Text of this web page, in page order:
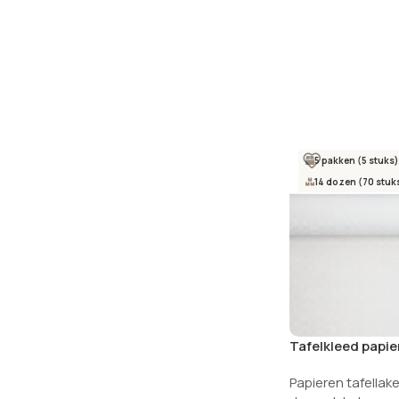
5 pakken (5 stuks)
14 dozen (70
NIEUW
Tafelkleed
Papieren